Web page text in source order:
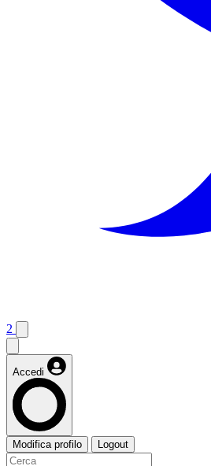
2
Accedi
Modifica profilo Logout